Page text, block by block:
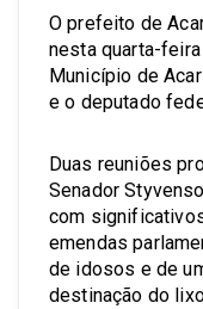
O prefeito de
nesta quarta-
Município de
e o deputado
Duas reuniões
Senador
com
emendas
de idosos e de
destinação do